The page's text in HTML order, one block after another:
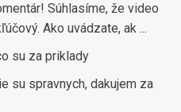
Súhlasíme, že video
Ako uvádzate, ak ...
su za priklady
su spravnych, dakujem za